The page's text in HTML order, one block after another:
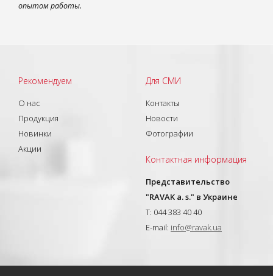
опытом работы.
Рекомендуем
О нас
Продукция
Новинки
Акции
Для СМИ
Контакты
Новости
Фотографии
Контактная информация
Представительство
"RAVAK a. s." в Украине
T: 044 383 40 40
E-mail: info@ravak.ua